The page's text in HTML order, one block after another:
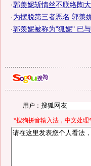
·郭羡妮斩情丝不联络陶
·为摆脱第三者恶名 郭羡
·郭羡妮被称为"狐妮" 已
用户：
*搜狗拼音输入法，中文处理